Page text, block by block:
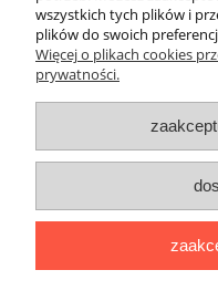
wszystkich tych plików i
plików do swoich
Więcej o plikach cookies
prywatności.